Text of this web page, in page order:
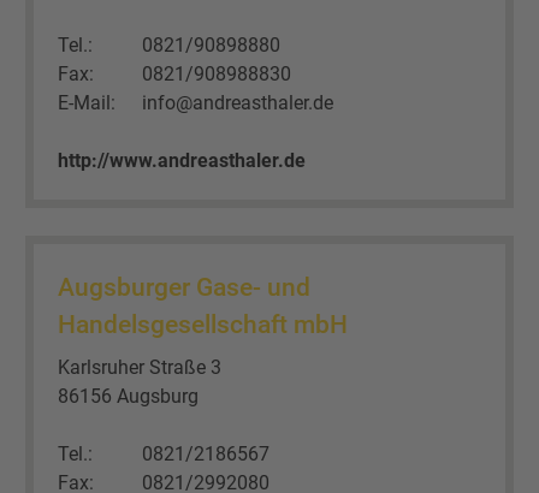
Tel.:
0821/90898880
Fax:
0821/908988830
E-Mail:
info@andreasthaler.de
http://www.andreasthaler.de
Augsburger Gase- und
Handelsgesellschaft mbH
Karlsruher Straße 3
86156 Augsburg
Tel.:
0821/2186567
Fax:
0821/2992080